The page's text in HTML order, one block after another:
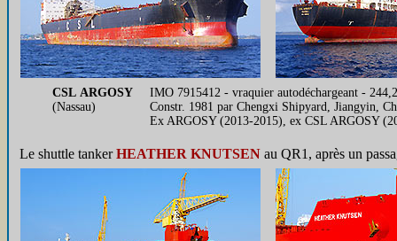
CSL ARGOSY
(Nassau)
IMO 7915412 - vraquier autodéchargeant -
Constr. 1981 par Chengxi Shipyard, Jiangyin,
Ex ARGOSY (2013-2015), ex CSL ARGOSY
Le shuttle tankerHEATHER KNUTSEN au QR1, après un